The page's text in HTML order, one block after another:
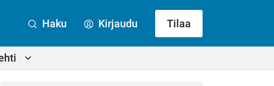
Haku Kirjaudu Tilaa